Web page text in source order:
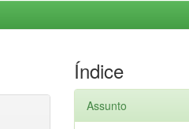
Índice
Assunto